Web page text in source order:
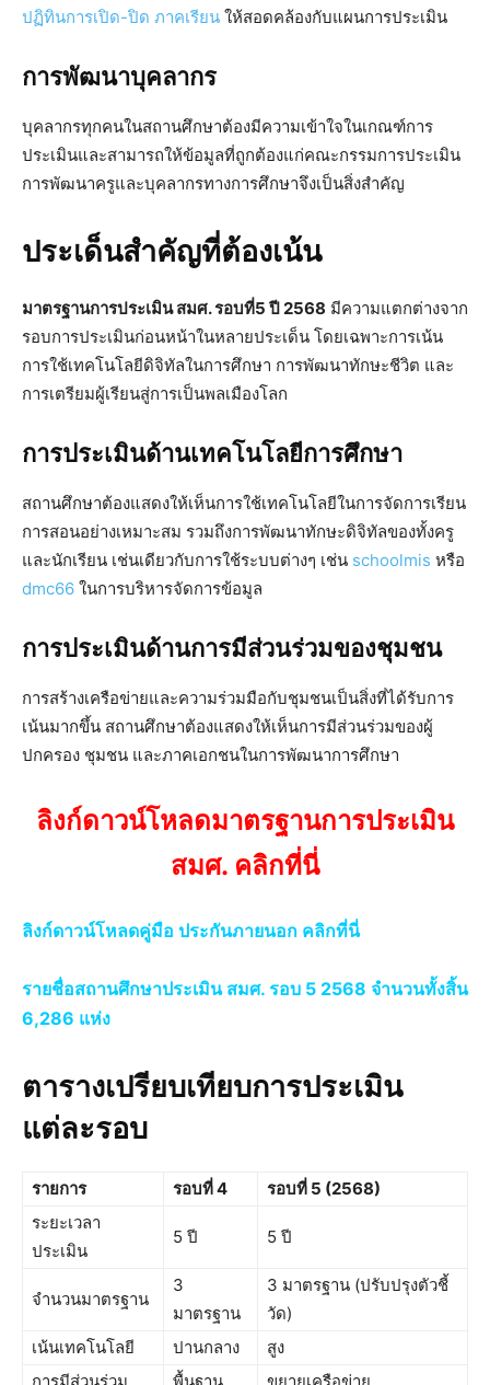
ปฏิทินการเปิด-ปิด ภาคเรียน ให้สอดคล้องกับแผนการประเมิน
การพัฒนาบุคลากร
บุคลากรทุกคนในสถานศึกษาต้องมีความเข้าใจในเกณฑ์การ
ประเมินและสามารถให้ข้อมูลที่ถูกต้องแก่คณะกรรมการประเมิน
การพัฒนาครูและบุคลากรทางการศึกษาจึงเป็นสิ่งสำคัญ
ประเด็นสำคัญที่ต้องเน้น
มาตรฐานการประเมิน สมศ. รอบที่5 ปี 2568 มีความแตกต่างจาก
รอบการประเมินก่อนหน้าในหลายประเด็น โดยเฉพาะการเน้น
การใช้เทคโนโลยีดิจิทัลในการศึกษา การพัฒนาทักษะชีวิต และ
การเตรียมผู้เรียนสู่การเป็นพลเมืองโลก
การประเมินด้านเทคโนโลยีการศึกษา
สถานศึกษาต้องแสดงให้เห็นการใช้เทคโนโลยีในการจัดการเรียน
การสอนอย่างเหมาะสม รวมถึงการพัฒนาทักษะดิจิทัลของทั้งครู
และนักเรียน เช่นเดียวกับการใช้ระบบต่างๆ เช่น schoolmis หรือ
dmc66 ในการบริหารจัดการข้อมูล
การประเมินด้านการมีส่วนร่วมของชุมชน
การสร้างเครือข่ายและความร่วมมือกับชุมชนเป็นสิ่งที่ได้รับการ
เน้นมากขึ้น สถานศึกษาต้องแสดงให้เห็นการมีส่วนร่วมของผู้
ปกครอง ชุมชน และภาคเอกชนในการพัฒนาการศึกษา
ลิงก์ดาวน์โหลดมาตรฐานการประเมิน
สมศ. คลิกที่นี่
ลิงก์ดาวน์โหลดคู่มือ ประกันภายนอก คลิกที่นี่
รายชื่อสถานศึกษาประเมิน สมศ. รอบ 5 2568 จำนวนทั้งสิ้น
6,286 แห่ง
ตารางเปรียบเทียบการประเมิน
แต่ละรอบ
รายการ รอบที่ 4
รอบที่ 5 (2568)
ระยะเวลา
ประเมิน
5 ปี 5 ปี
จำนวนมาตรฐาน
3
มาตรฐาน
3 มาตรฐาน (ปรับปรุงตัวชี้
วัด)
เน้นเทคโนโลยี
ปานกลาง
สูง
การมีส่วนร่วม
พื้นฐาน ขยายเครือข่าย